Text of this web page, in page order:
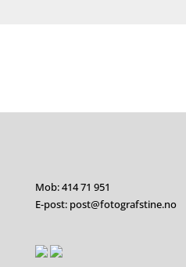
Mob: 414 71 951
E-post: post@fotografstine.no